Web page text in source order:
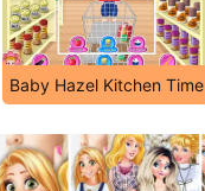
Baby Hazel Kitchen Time